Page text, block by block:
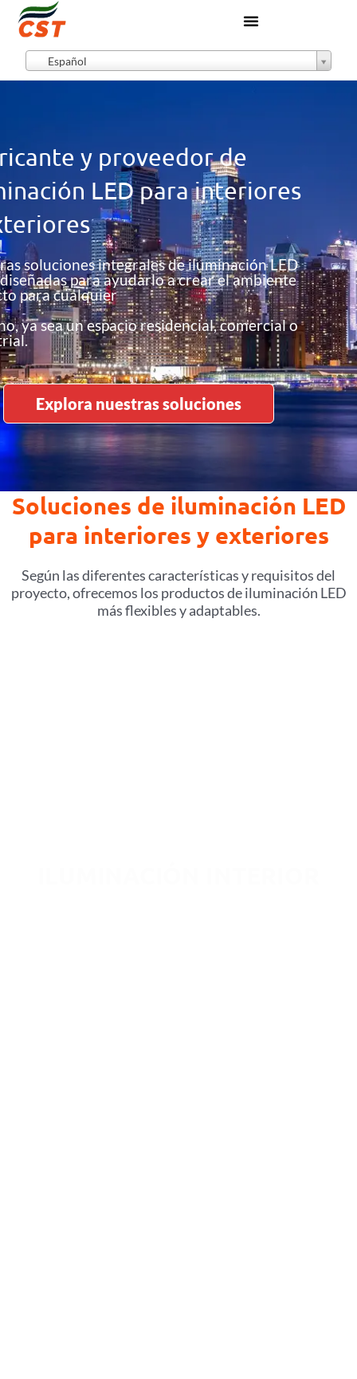
Español
y proveedor de
LED para interiores
soluciones integrales de iluminación LED
para ayudarlo a crear el ambiente
para cualquier
ya sea un espacio residencial, comercial o
Explora nuestras soluciones
Soluciones de iluminación LED
para interiores y exteriores
Según las diferentes características y requisitos del
proyecto, ofrecemos los productos de iluminación LED
más flexibles y adaptables.